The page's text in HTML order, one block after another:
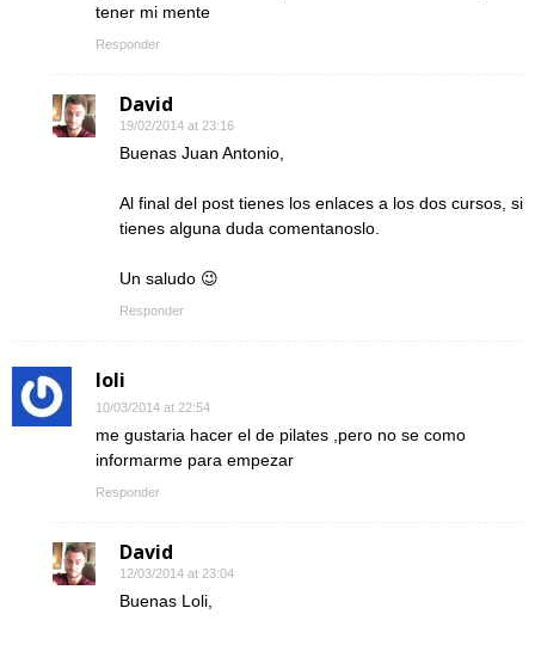
tener mi mente
Responder
David
19/02/2014 at 23:16
Buenas Juan Antonio,
Al final del post tienes los enlaces a los dos cursos, si
tienes alguna duda comentanoslo.
Un saludo 😉
Responder
loli
10/03/2014 at 22:54
me gustaria hacer el de pilates ,pero no se como
informarme para empezar
Responder
David
12/03/2014 at 23:04
Buenas Loli,